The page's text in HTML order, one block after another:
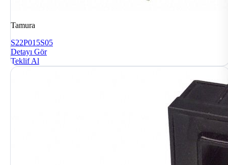
Tamura
S22P015S05
Detayı Gör
Teklif Al